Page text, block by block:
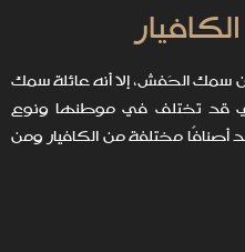
سمك الحَفش، إلا أنه عائلة سمك
قد تختلف في موطنها ونوع
مختلفة من الكافيار ومن